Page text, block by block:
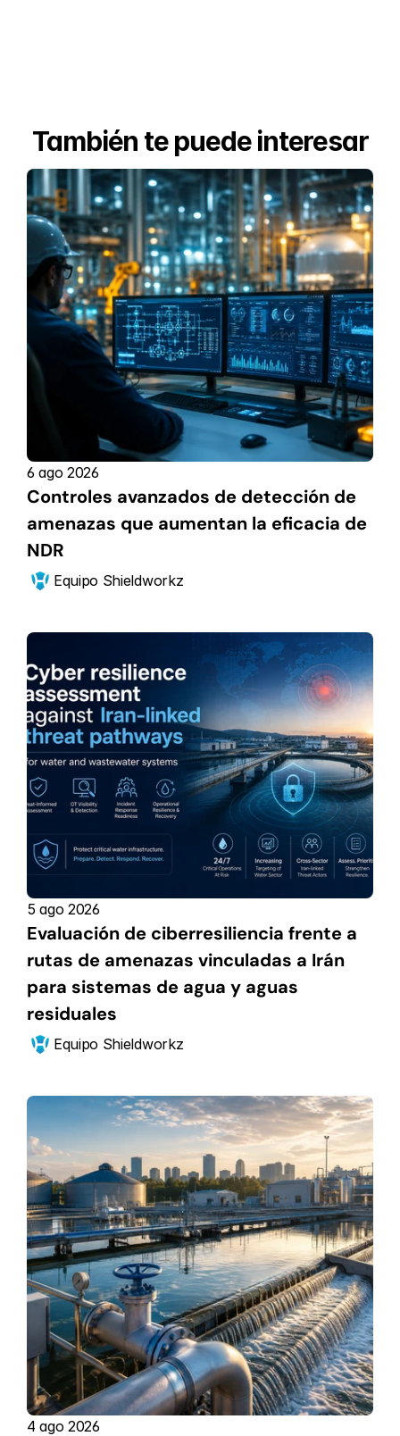
También te puede interesar
6 ago 2026
Controles avanzados de detección de
amenazas que aumentan la eficacia de
NDR
Equipo Shieldworkz
5 ago 2026
Evaluación de ciberresiliencia frente a
rutas de amenazas vinculadas a Irán
para sistemas de agua y aguas
residuales
Equipo Shieldworkz
4 ago 2026